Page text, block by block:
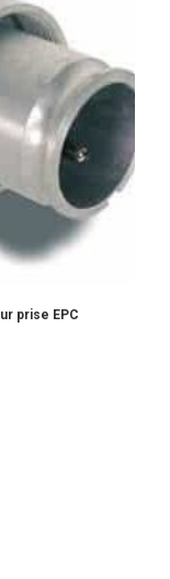
prise EPC